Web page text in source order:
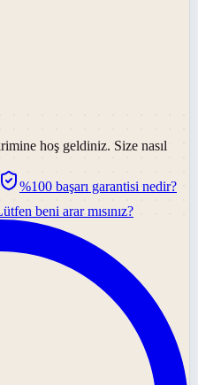
hoş geldiniz. Size nasıl
%100 başarı garantisi nedir?
beni arar mısınız?